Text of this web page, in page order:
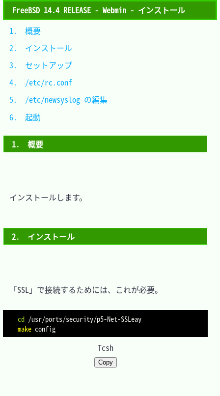
FreeBSD 14.4 RELEASE - Webmin - インストール
1.　概要
インストールします。
2.　インストール
「SSL」で接続するためには、これが必要。
cd
make
Tcsh
Copy